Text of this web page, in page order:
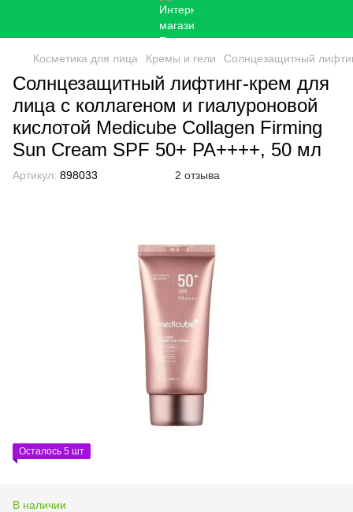
Косметика для лица Кремы и гели Солнцезащитный
Солнцезащитный лифтинг-крем для
лица с коллагеном и гиалуроновой
кислотой Medicube Collagen Firming
Sun Cream SPF 50+ PA++++, 50 мл
Артикул: 898033 2 отзыва
Осталось 5 шт
В наличии